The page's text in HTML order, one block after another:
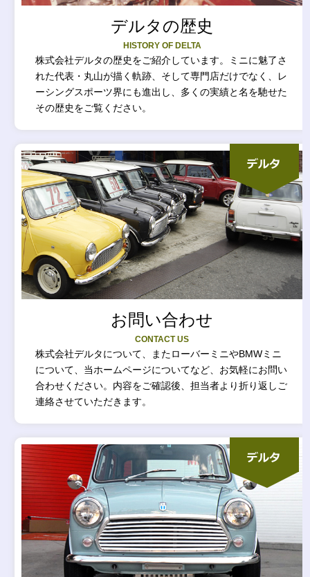
デルタの歴史
HISTORY OF DELTA
株式会社デルタの歴史をご紹介しています。ミニに魅了さ
れた代表・丸山が描く軌跡、そして専門店だけでなく、レ
ーシングスポーツ界にも進出し、多くの実績と名を馳せた
その歴史をご覧ください。
お問い合わせ
CONTACT US
株式会社デルタについて、またローバーミニやBMWミニ
について、当ホームページについてなど、お気軽にお問い
合わせください。内容をご確認後、担当者より折り返しご
連絡させていただきます。